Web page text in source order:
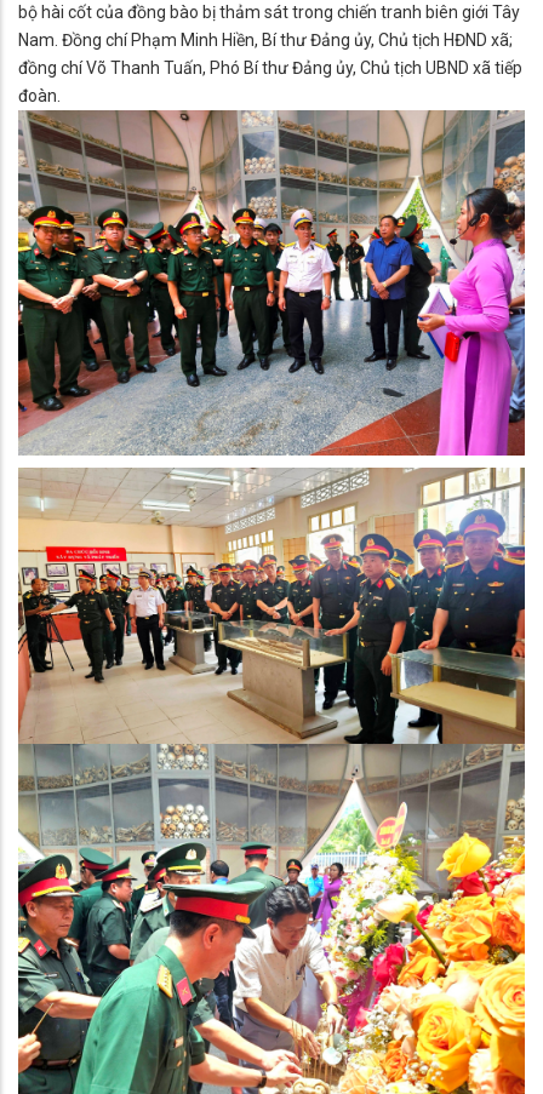
bộ hài cốt của đồng bào bị thảm sát trong chiến tranh biên giới Tây
Nam. Đồng chí Phạm Minh Hiền, Bí thư Đảng ủy, Chủ tịch HĐND xã;
đồng chí Võ Thanh Tuấn, Phó Bí thư Đảng ủy, Chủ tịch UBND xã tiếp
đoàn.